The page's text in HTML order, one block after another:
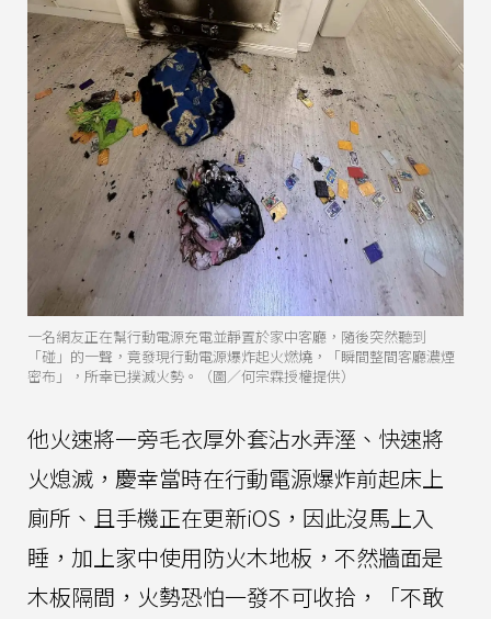
一名網友正在幫行動電源充電並靜置於家中客廳，隨後突然聽到
「碰」的一聲，竟發現行動電源爆炸起火燃燒，「瞬間整間客廳濃煙
密布」，所幸已撲滅火勢。（圖／何宗霖授權提供）
他火速將一旁毛衣厚外套沾水弄溼、快速將
火熄滅，慶幸當時在行動電源爆炸前起床上
廁所、且手機正在更新iOS，因此沒馬上入
睡，加上家中使用防火木地板，不然牆面是
木板隔間，火勢恐怕一發不可收拾，「不敢